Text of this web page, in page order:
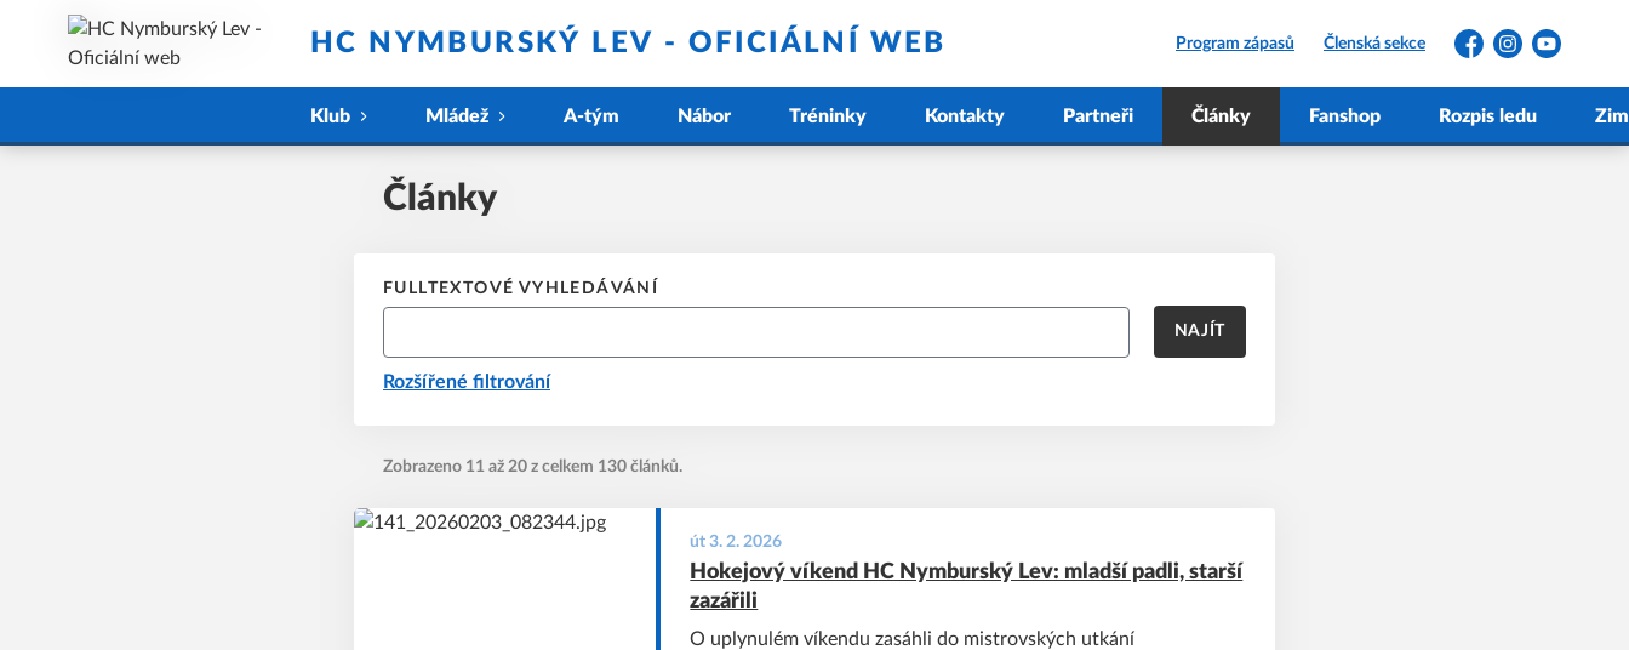
HC NYMBURSKÝ LEV - OFICIÁLNÍ WEB Program zápasů Členská sekce
FacebookInstagramYouTube
Klub Mládež A-tým Nábor Tréninky Kontakty Partneři Články Fanshop Rozpis ledu
Články
FULLTEXTOVÉ VYHLEDÁVÁNÍ
NAJÍT
Rozšířené filtrování
Zobrazeno 11 až 20 z celkem 130 článků.
út 3. 2. 2026
Hokejový víkend HC Nymburský Lev: mladší padli, starší
zazářili
O uplynulém víkendu zasáhli do mistrovských utkání